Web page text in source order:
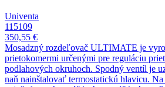
Univenta
115109
350,55 €
Mosadzný rozdeľovač ULTIMATE je
prietokomermi určenými pre reguláciu
podlahových okruhoch. Spodný ventíl je
naň nainštalovať termostatickú hlavicu.